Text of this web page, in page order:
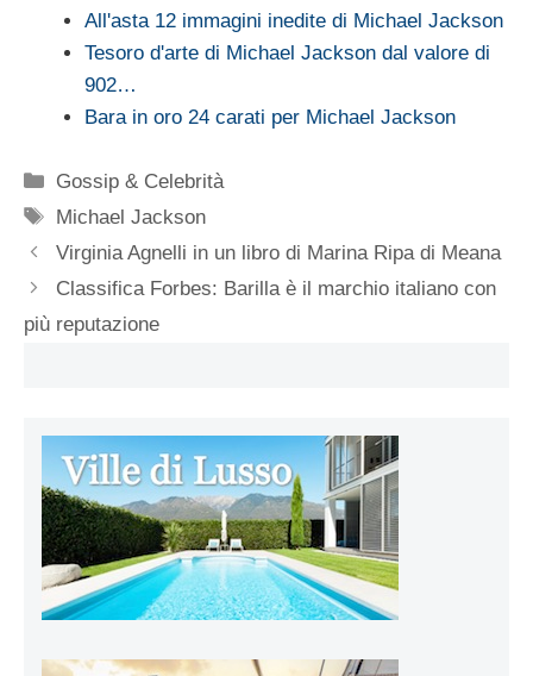
All'asta 12 immagini inedite di Michael Jackson
Tesoro d'arte di Michael Jackson dal valore di
902…
Bara in oro 24 carati per Michael Jackson
Categorie
Gossip & Celebrità
Tag
Michael Jackson
Virginia Agnelli in un libro di Marina Ripa di Meana
Classifica Forbes: Barilla è il marchio italiano con
più reputazione